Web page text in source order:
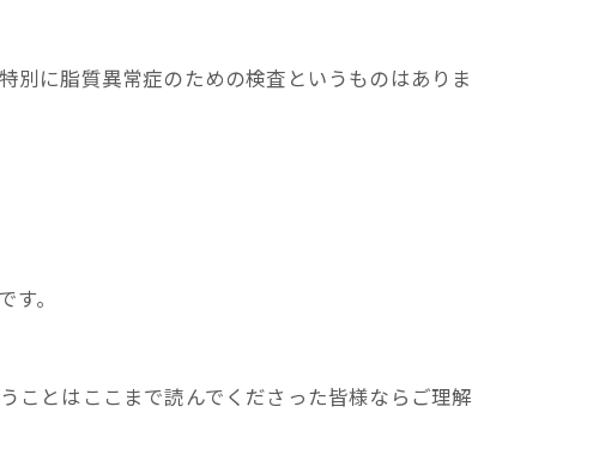
別に脂質異常症のための検査というものはありま
。
ことはここまで読んでくださった皆様ならご理解